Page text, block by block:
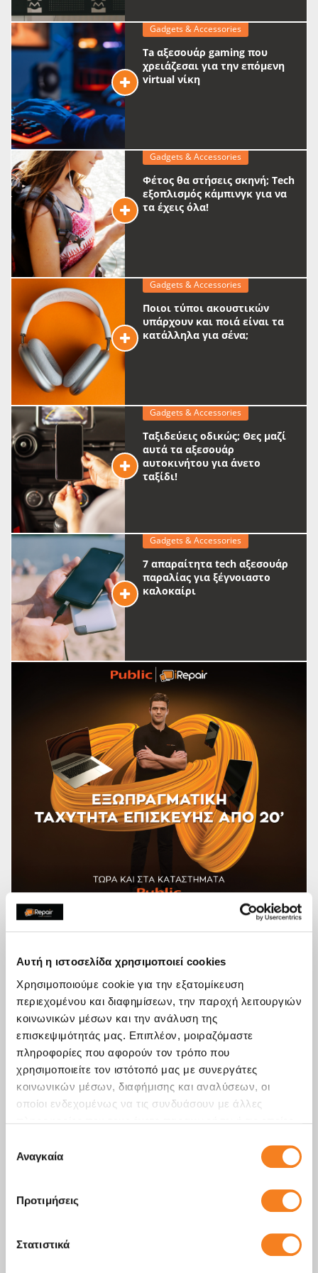
Αυτή η ιστοσελίδα χρησιμοποιεί cookies
Χρησιμοποιούμε cookie για την εξατομίκευση
περιεχομένου και διαφημίσεων, την παροχή λειτουργιών
κοινωνικών μέσων και την ανάλυση της
επισκεψιμότητάς μας. Επιπλέον, μοιραζόμαστε
πληροφορίες που αφορούν τον τρόπο που
χρησιμοποιείτε τον ιστότοπό μας με συνεργάτες
κοινωνικών μέσων, διαφήμισης και αναλύσεων, οι
οποίοι ενδεχομένως να τις συνδυάσουν με άλλες
των υπηρεσιών τους.
συγκατάθεσης
Αναγκαία
Προτιμήσεις
Στατιστικά
Gadgets & Accessories
Ta αξεσουάρ gaming που
χρειάζεσαι για την επόμενη
virtual νίκη
Gadgets & Accessories
Φέτος θα στήσεις σκηνή; Tech
εξοπλισμός κάμπινγκ για να
τα έχεις όλα!
Gadgets & Accessories
Ποιοι τύποι ακουστικών
υπάρχουν και ποιά είναι τα
κατάλληλα για σένα;
Gadgets & Accessories
Ταξιδεύεις οδικώς; Θες μαζί
αυτά τα αξεσουάρ
αυτοκινήτου για άνετο
ταξίδι!
Gadgets & Accessories
7 απαραίτητα tech αξεσουάρ
παραλίας για ξέγνοιαστο
καλοκαίρι
αξεσουάρ τρεξίματος
Gadgets & Accessories
Πρωτότυπο δώρο για μαμά
που θα εκτιμήσει πραγματικά
Δώρα για βαφτιστήρια κάτω